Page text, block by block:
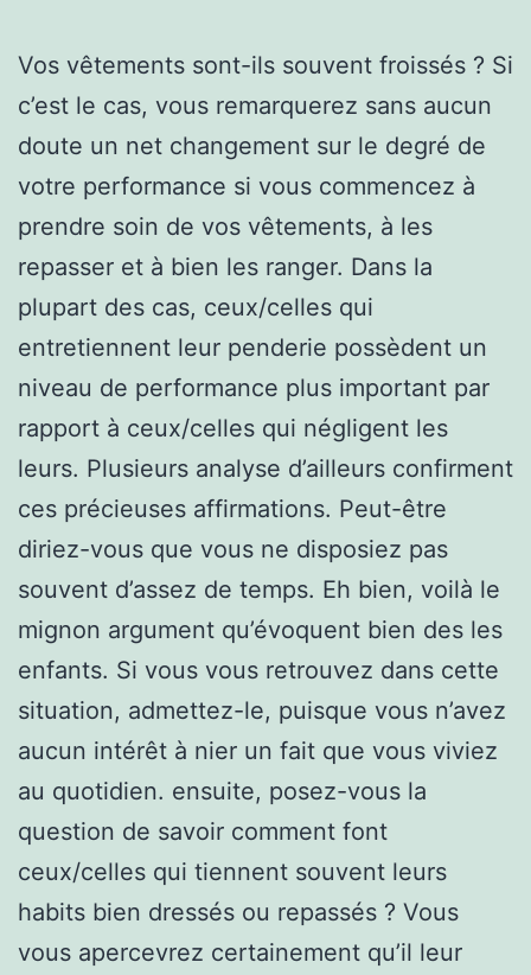
Vos vêtements sont-ils souvent froissés ? Si
c’est le cas, vous remarquerez sans aucun
doute un net changement sur le degré de
votre performance si vous commencez à
prendre soin de vos vêtements, à les
repasser et à bien les ranger. Dans la
plupart des cas, ceux/celles qui
entretiennent leur penderie possèdent un
niveau de performance plus important par
rapport à ceux/celles qui négligent les
leurs. Plusieurs analyse d’ailleurs confirment
ces précieuses affirmations. Peut-être
diriez-vous que vous ne disposiez pas
souvent d’assez de temps. Eh bien, voilà le
mignon argument qu’évoquent bien des les
enfants. Si vous vous retrouvez dans cette
situation, admettez-le, puisque vous n’avez
aucun intérêt à nier un fait que vous viviez
au quotidien. ensuite, posez-vous la
question de savoir comment font
ceux/celles qui tiennent souvent leurs
habits bien dressés ou repassés ? Vous
vous apercevrez certainement qu’il leur